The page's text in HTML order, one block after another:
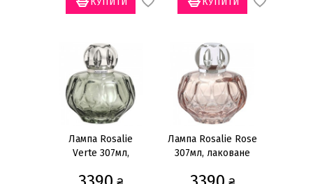
Палички для дифузорів
— грн
Лампа Rosalie
Verte 307мл,
Лампа Rosalie Rose
307мл, лаковане